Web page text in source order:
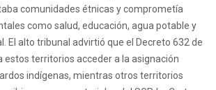
comunidades étnicas y comprometía
como salud, educación, agua potable y
El alto tribunal advirtió que el Decreto 632 de
estos territorios acceder a la asignación
indígenas, mientras otros territorios